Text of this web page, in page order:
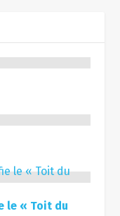
le « Toit du